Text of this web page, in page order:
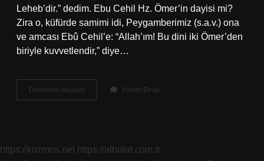
Leheb’dir.” dedim. Ebu Cehil Hz. Ömer’in dayisi mi?
Zira o, küfürde samimi idi, Peygamberimiz (s.a.v.) ona
ve amcası Ebû Cehil’e: “Allah’ım! Bu dini iki Ömer’den
biriyle kuvvetlendir,” diye…
Devamını okuyun
Cehil
Yorum Bırak
https://kozmos.net https://albolat.com.tr